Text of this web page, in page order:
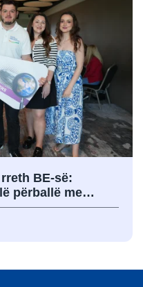
BE-së:
përballë me…